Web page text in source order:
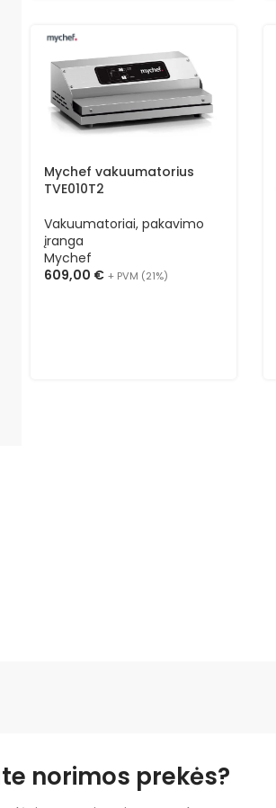
Mychef vakuumatorius
TVE010T2
Vakuumatoriai, pakavimo
įranga
Mychef
609,00 € + PVM (21%)
norimos prekės?